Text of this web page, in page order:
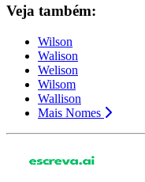
Veja também:
Wilson
Walison
Welison
Wilsom
Wallison
Mais Nomes